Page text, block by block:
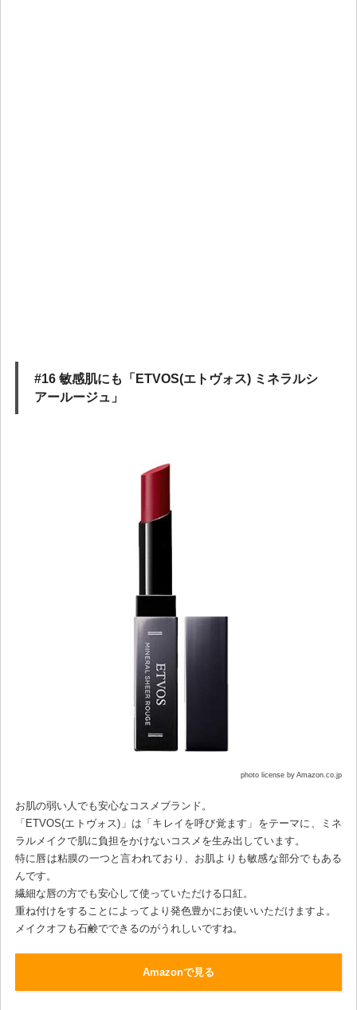
#16 敏感肌にも「ETVOS(エトヴォス) ミネラルシ
アールージュ」
photo license by Amazon.co.jp
お肌の弱い人でも安心なコスメブランド。
「ETVOS(エトヴォス)」は「キレイを呼び覚ます」をテーマに、ミネ
ラルメイクで肌に負担をかけないコスメを生み出しています。
特に唇は粘膜の一つと言われており、お肌よりも敏感な部分でもある
んです。
繊細な唇の方でも安心して使っていただける口紅。
重ね付けをすることによってより発色豊かにお使いいただけますよ。
メイクオフも石鹸でできるのがうれしいですね。
Amazonで見る